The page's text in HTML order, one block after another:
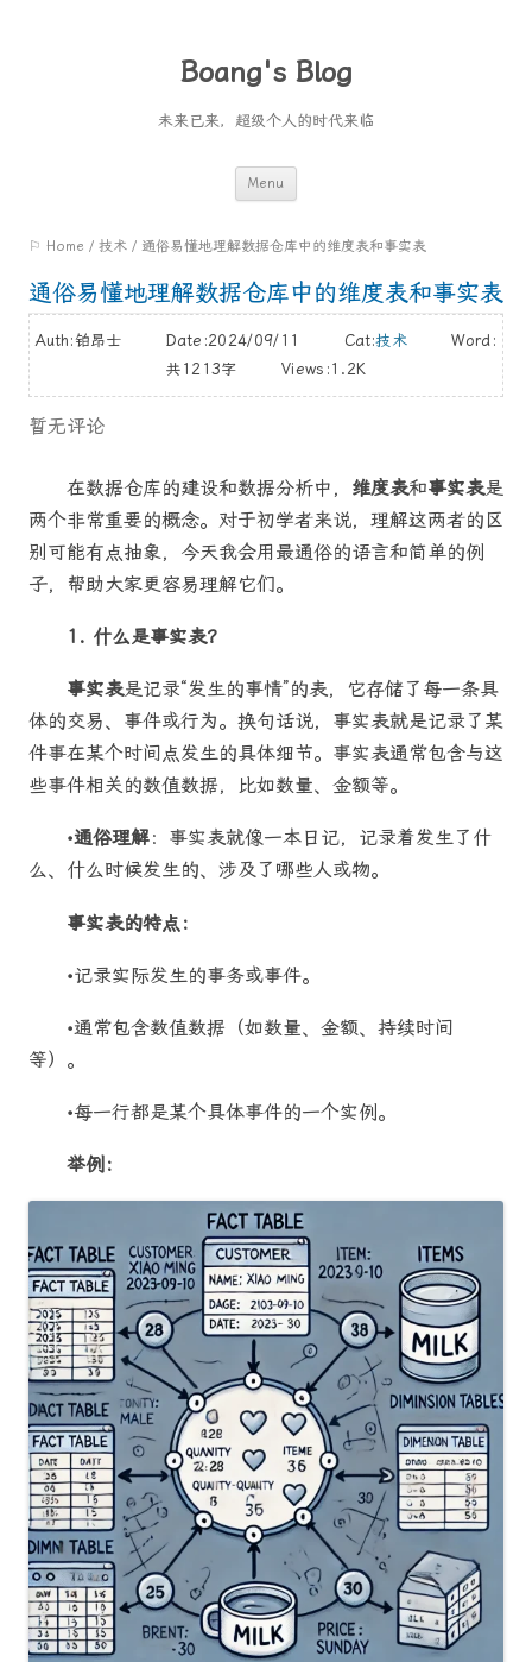
Boang's Blog
未来已来，超级个人的时代来临
Menu
content
⚐ Home / 技术 / 通俗易懂地理解数据仓库中的维度表和事实表
通俗易懂地理解数据仓库中的维度表和事实表
Auth:铂昂士 Date:2024/09/11 Cat:技术Word:
共1213字 Views:1.2K
暂无评论
在数据仓库的建设和数据分析中， 维度表和事实表是
两个非常重要的概念。对于初学者来说，理解这两者的区
别可能有点抽象，今天我会用最通俗的语言和简单的例
子，帮助大家更容易理解它们。
1. 什么是事实表？
事实表是记录“发生的事情”的表，它存储了每一条具
体的交易、事件或行为。换句话说，事实表就是记录了某
件事在某个时间点发生的具体细节。事实表通常包含与这
些事件相关的数值数据，比如数量、金额等。
•通俗理解：事实表就像一本日记，记录着发生了什
么、什么时候发生的、涉及了哪些人或物。
事实表的特点：
•记录实际发生的事务或事件。
•通常包含数值数据（如数量、金额、持续时间
等）。
•每一行都是某个具体事件的一个实例。
举例：